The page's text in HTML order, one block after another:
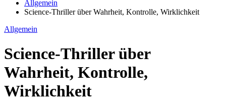
Allgemein
Science-Thriller über Wahrheit, Kontrolle, Wirklichkeit
Allgemein
Science-Thriller über
Wahrheit, Kontrolle,
Wirklichkeit